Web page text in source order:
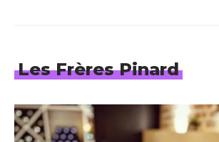
Les Frères Pinard